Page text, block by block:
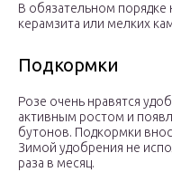
В обязательном порядке
керамзита или мелких
Подкормки
Розе очень нравятся
активным ростом и
бутонов. Подкормки
Зимой удобрения не
раза в месяц.